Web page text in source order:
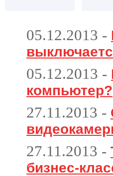
05.12.2013 -
05.12.2013 -
компьютер?
27.11.2013 -
27.11.2013 -
бизнес-